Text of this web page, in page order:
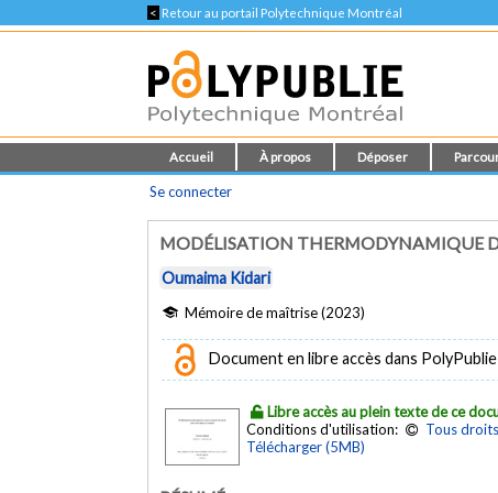
< Retour au portail Polytechnique Montréal
Accueil À propos Déposer
Se connecter
MODÉLISATION THERMODYNAMIQUE
Oumaima Kidari
Mémoire de maîtrise (2023)
Document en libre accès dans PolyPublie
Libre accès au plein texte de ce
Conditions d'utilisation:
Tous
Télécharger (5MB)